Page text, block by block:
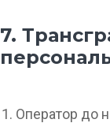
7.
Оператор до